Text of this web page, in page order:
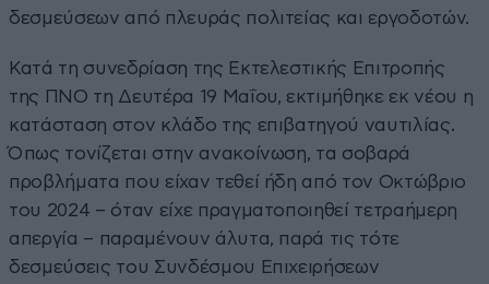
δεσμεύσεων από πλευράς πολιτείας και εργοδοτών.
Κατά τη συνεδρίαση της Εκτελεστικής Επιτροπής
της ΠΝΟ τη Δευτέρα 19 Μαΐου, εκτιμήθηκε εκ νέου η
κατάσταση στον κλάδο της επιβατηγού ναυτιλίας.
Όπως τονίζεται στην ανακοίνωση, τα σοβαρά
προβλήματα που είχαν τεθεί ήδη από τον Οκτώβριο
του 2024 – όταν είχε πραγματοποιηθεί τετραήμερη
απεργία – παραμένουν άλυτα, παρά τις τότε
δεσμεύσεις του Συνδέσμου Επιχειρήσεων